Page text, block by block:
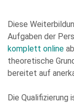
Diese
Aufgaben der
komplett online
theoretische
bereitet auf
Die Qualifizierung
Bitte
füllen
Sie